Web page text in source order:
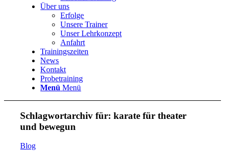
Über uns
Erfolge
Unsere Trainer
Unser Lehrkonzept
Anfahrt
Trainingszeiten
News
Kontakt
Probetraining
Menü Menü
Schlagwortarchiv für:karate für theater
und bewegun
Blog